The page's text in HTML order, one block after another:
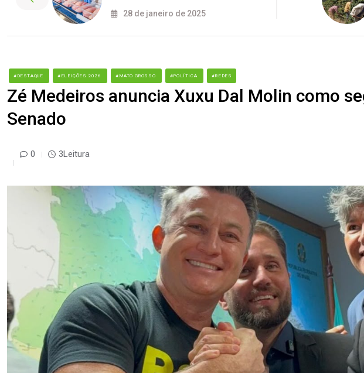
28 de janeiro de 2025
#DESTAQUE #ELEIÇÕES 2026 #MATO GROSSO #POLÍTICA #REDES
Zé Medeiros anuncia Xuxu Dal Molin como
Senado
0 3Leitura